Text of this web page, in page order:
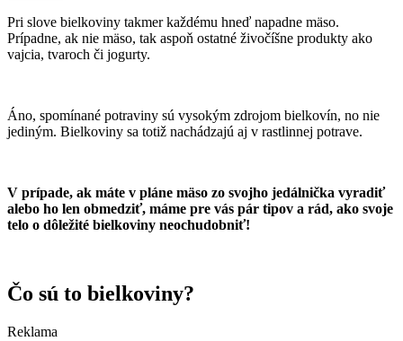
Pri slove bielkoviny takmer každému hneď napadne mäso.
Prípadne, ak nie mäso, tak aspoň ostatné živočíšne produkty ako
vajcia, tvaroch či jogurty.
Áno, spomínané potraviny sú vysokým zdrojom bielkovín, no nie
jediným. Bielkoviny sa totiž nachádzajú aj v rastlinnej potrave.
V prípade, ak máte v pláne mäso zo svojho jedálnička vyradiť
alebo ho len obmedziť, máme pre vás pár tipov a rád, ako svoje
telo o dôležité bielkoviny neochudobniť!
Čo sú to bielkoviny?
Reklama